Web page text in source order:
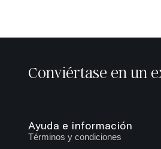
Conviértase en un
Ayuda e información
Términos y condiciones